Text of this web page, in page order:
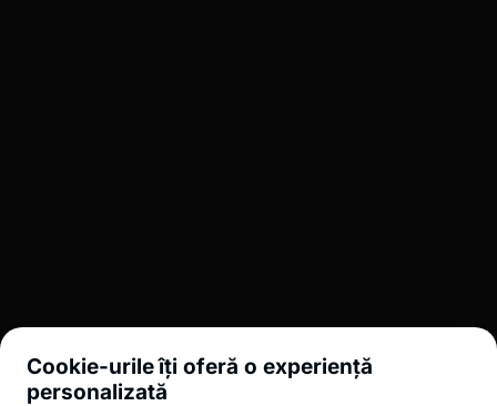
UTIL
Cookie-urile îți oferă o experiență
personalizată